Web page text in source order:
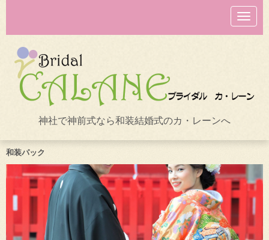
N
a
v
o
n
神社で神前式なら和装結婚式のカ・レーンへ
和装パック